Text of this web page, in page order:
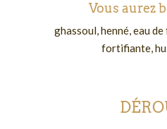
Vous aurez
ghassoul, henné, eau
fortifiante,